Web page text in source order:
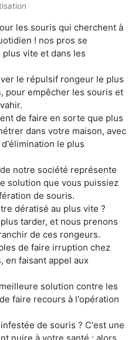
les souris qui cherchent à
! nos pros se
vite et dans les
le répulsif rongeur le plus
pour empêcher les souris et
de faire en sorte que plus
dans votre maison, avec
le plus
notre société représente
solution que vous puissiez
de souris.
dératisé au plus vite ?
tarder, et nous prenons
de ces rongeurs.
de faire irruption chez
en faisant appel aux
solution contre les
faire recours à l'opération
de souris ? C'est une
nuire à votre santé ; alors